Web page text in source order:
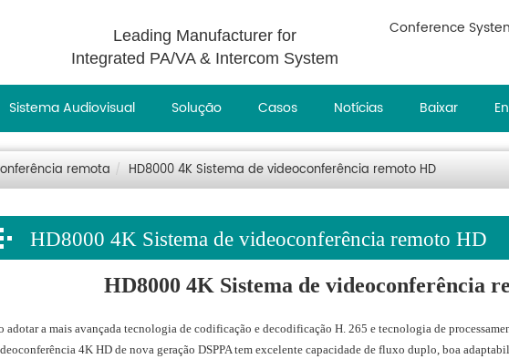
Leading Manufacturer for
Integrated PA/VA & Intercom System
Conference
Sistema Audiovisual Solução Casos Notícias Baixar
remota HD8000 4K Sistema de videoconferência remoto HD
HD8000 4K Sistema de videoconferência remoto HD
HD8000 4K Sistema de videoconferência
adotar a mais avançada tecnologia de codificação e decodificação H. 265 e tecnologia de
4K HD de nova geração DSPPA tem excelente capacidade de fluxo duplo, boa